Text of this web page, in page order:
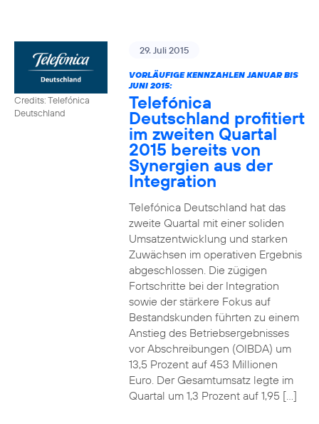
Credits: Telefónica
Deutschland
29. Juli 2015
VORLÄUFIGE KENNZAHLEN JANUAR BIS
JUNI 2015:
Telefónica
Deutschland profitiert
im zweiten Quartal
2015 bereits von
Synergien aus der
Integration
Telefónica Deutschland hat das
zweite Quartal mit einer soliden
Umsatzentwicklung und starken
Zuwächsen im operativen Ergebnis
abgeschlossen. Die zügigen
Fortschritte bei der Integration
sowie der stärkere Fokus auf
Bestandskunden führten zu einem
Anstieg des Betriebsergebnisses
vor Abschreibungen (OIBDA) um
13,5 Prozent auf 453 Millionen
Euro. Der Gesamtumsatz legte im
Quartal um 1,3 Prozent auf 1,95 […]